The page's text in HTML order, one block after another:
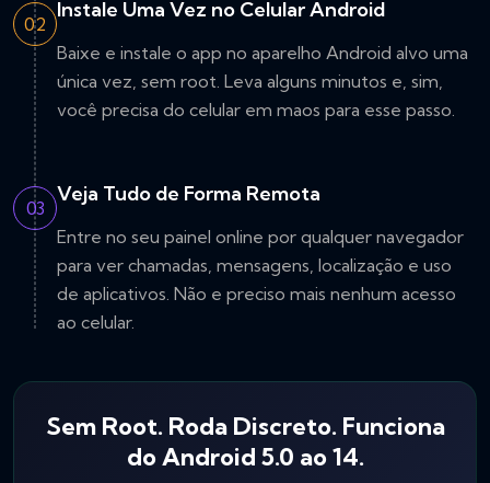
02
Instale Uma Vez no Celular Android
Baixe e instale o app no aparelho Android alvo uma
única vez, sem root. Leva alguns minutos e, sim,
você precisa do celular em maos para esse passo.
03
Veja Tudo de Forma Remota
Entre no seu painel online por qualquer navegador
para ver chamadas, mensagens, localização e uso
de aplicativos. Não e preciso mais nenhum acesso
ao celular.
Sem Root. Roda Discreto. Funciona
do Android 5.0 ao 14.